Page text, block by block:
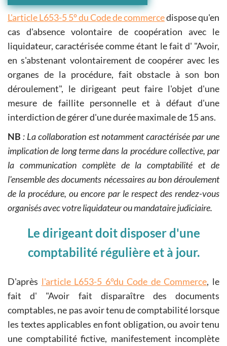
L'article L653-5 5° du Code de commercedispose qu'en
cas d'absence volontaire de coopération avec le
liquidateur, caractérisée comme étant le fait d' "Avoir,
en s'abstenant volontairement de coopérer avec les
organes de la procédure, fait obstacle à son bon
déroulement", le dirigeant peut faire l'objet d'une
mesure de faillite personnelle et à défaut d'une
interdiction de gérer d'une durée maximale de 15 ans.
NB : La collaboration est notamment caractérisée par une
implication de long terme dans la procédure collective, par
la communication complète de la comptabilité et de
l'ensemble des documents nécessaires au bon déroulement
de la procédure, ou encore par le respect des rendez-vous
organisés avec votre liquidateur ou mandataire judiciaire.
Le dirigeant doit disposer d'une
comptabilité régulière et à jour.
D'après l'article L653-5 6°du Code de Commerce, le
fait d'
Avoir fait disparaître des documents
comptables, ne pas avoir tenu de comptabilité lorsque
les textes applicables en font obligation, ou avoir tenu
une comptabilité fictive, manifestement incomplète